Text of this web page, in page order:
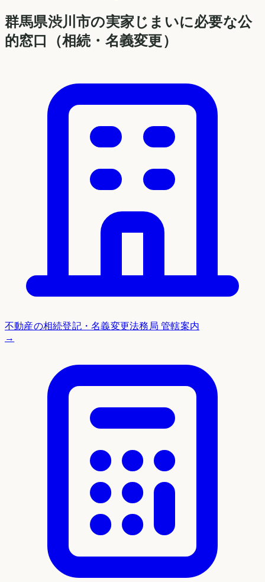
群馬県渋川市の実家じまいに必要な公
的窓口（相続・名義変更）
不動産の相続登記・名義変更法務局 管轄案内
→